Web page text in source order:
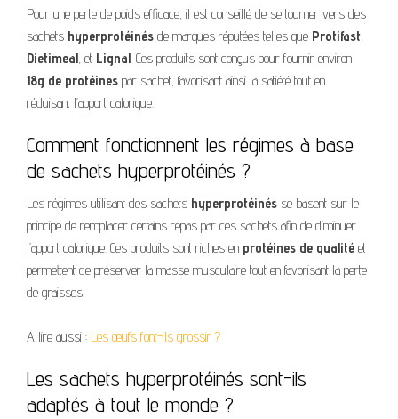
Pour une perte de poids efficace, il est conseillé de se tourner vers des
sachets hyperprotéinés de marques réputées telles que Protifast,
Dietimeal, et Lignal. Ces produits sont conçus pour fournir environ
18g de protéines par sachet, favorisant ainsi la satiété tout en
réduisant l’apport calorique.
Comment fonctionnent les régimes à base
de sachets hyperprotéinés ?
Les régimes utilisant des sachets hyperprotéinés se basent sur le
principe de remplacer certains repas par ces sachets afin de diminuer
l’apport calorique. Ces produits sont riches en protéines de qualité et
permettent de préserver la masse musculaire tout en favorisant la perte
de graisses.
A lire aussi : Les œufs font-ils grossir ?
Les sachets hyperprotéinés sont-ils
adaptés à tout le monde ?